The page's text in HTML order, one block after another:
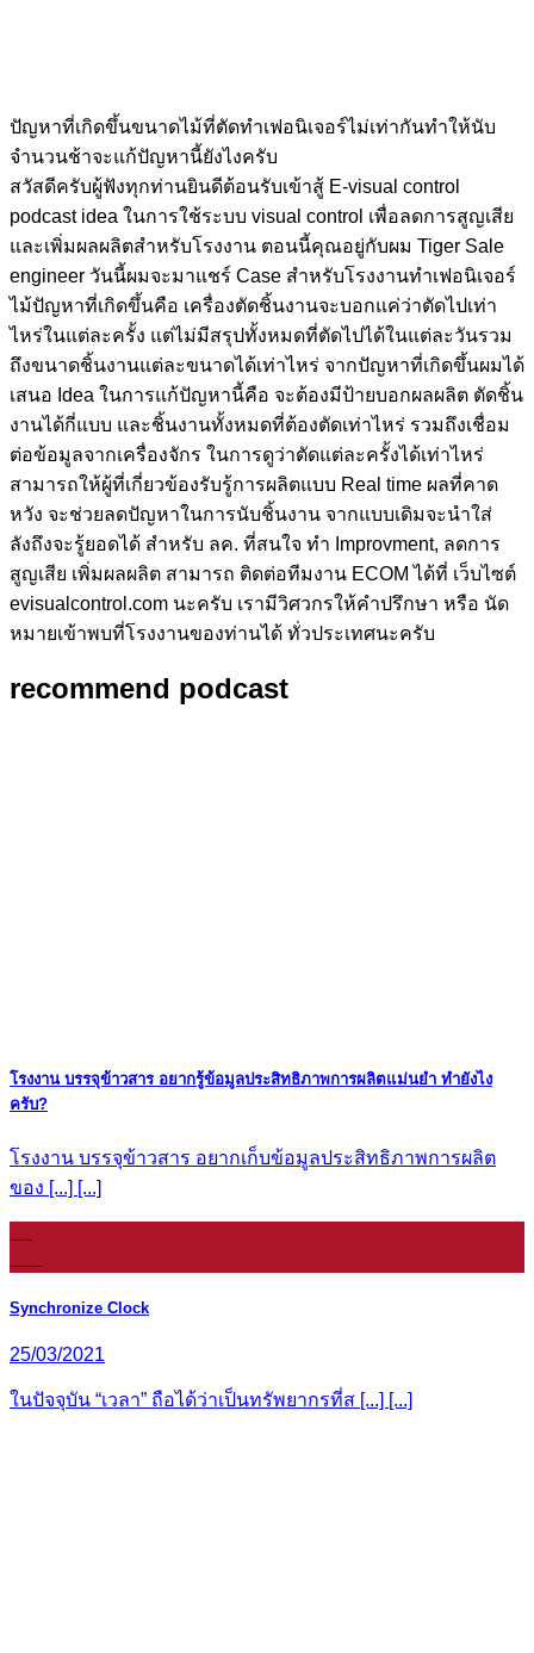
ปัญหาที่เกิดขึ้นขนาดไม้ที่ตัดทำเฟอนิเจอร์ไม่เท่ากันทำให้นับ
จำนวนช้าจะแก้ปัญหานี้ยังไงครับ
สวัสดีครับผู้ฟังทุกท่านยินดีต้อนรับเข้าสู้ E-visual control
podcast idea ในการใช้ระบบ visual control เพื่อลดการสูญเสีย
และเพิ่มผลผลิตสำหรับโรงงาน ตอนนี้คุณอยู่กับผม Tiger Sale
engineer วันนี้ผมจะมาแชร์ Case สำหรับโรงงานทำเฟอนิเจอร์
ไม้ปัญหาที่เกิดขึ้นคือ เครื่องตัดชิ้นงานจะบอกแค่ว่าตัดไปเท่า
ไหร่ในแต่ละครั้ง แต่ไม่มีสรุปทั้งหมดที่ตัดไปได้ในแต่ละวันรวม
ถึงขนาดชิ้นงานแต่ละขนาดได้เท่าไหร่ จากปัญหาที่เกิดขึ้นผมได้
เสนอ Idea ในการแก้ปัญหานี้คือ จะต้องมีป้ายบอกผลผลิต ตัดชิ้น
งานได้กี่แบบ และชิ้นงานทั้งหมดที่ต้องตัดเท่าไหร่ รวมถึงเชื่อม
ต่อข้อมูลจากเครื่องจักร ในการดูว่าตัดแต่ละครั้งได้เท่าไหร่
สามารถให้ผู้ที่เกี่ยวข้องรับรู้การผลิตแบบ Real time ผลที่คาด
หวัง จะช่วยลดปัญหาในการนับชิ้นงาน จากแบบเดิมจะนำใส่
ลังถึงจะรู้ยอดได้ สำหรับ ลค. ที่สนใจ ทำ Improvment, ลดการ
สูญเสีย เพิ่มผลผลิต สามารถ ติดต่อทีมงาน ECOM ได้ที่ เว็บไซต์
evisualcontrol.com นะครับ เรามีวิศวกรให้คำปรึกษา หรือ นัด
หมายเข้าพบที่โรงงานของท่านได้ ทั่วประเทศนะครับ
recommend podcast
โรงงาน บรรจุข้าวสาร อยากรู้ข้อมูลประสิทธิภาพการผลิตแม่นยำ ทำยังไง
ครับ?
โรงงาน บรรจุข้าวสาร อยากเก็บข้อมูลประสิทธิภาพการผลิต
ของ [...] [...]
Synchronize Clock
25/03/2021
ในปัจจุบัน “เวลา” ถือได้ว่าเป็นทรัพยากรที่ส [...] [...]